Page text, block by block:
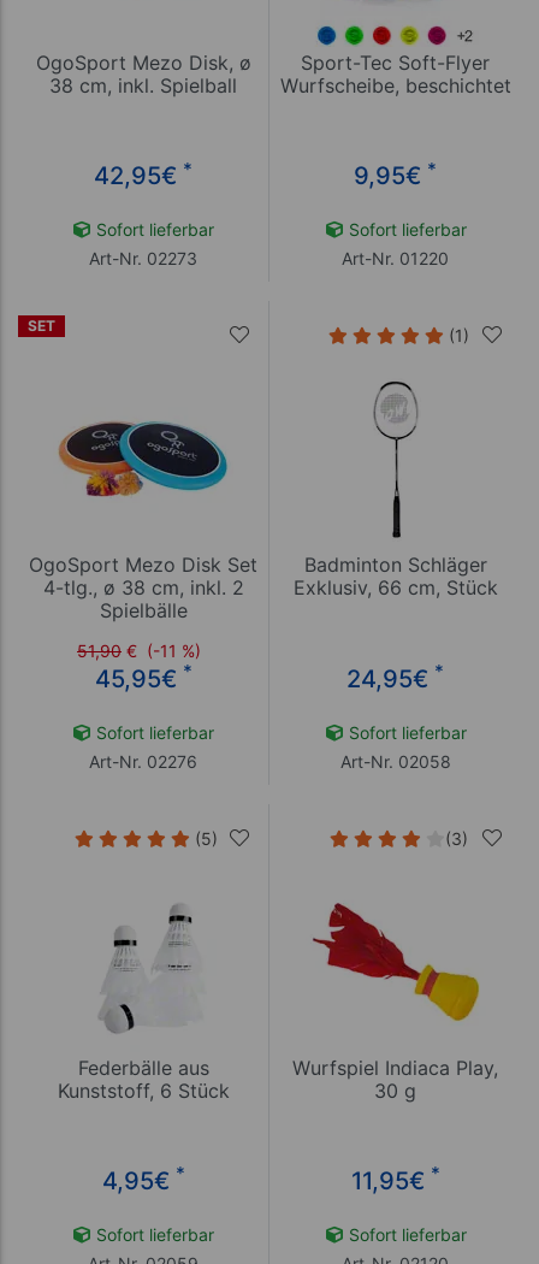
OgoSport Mezo Disk, ø
38 cm, inkl. Spielball
42,95€ *
Sofort lieferbar
Art-Nr. 02273
Sport-Tec Soft-Flyer
Wurfscheibe, beschichtet
9,95€ *
Sofort lieferbar
Art-Nr. 01220
SET
OgoSport Mezo Disk Set
4-tlg., ø 38 cm, inkl. 2
Spielbälle
51,90 € (-11 %)
45,95€ *
Sofort lieferbar
Art-Nr. 02276
(1)
Badminton Schläger
Exklusiv, 66 cm, Stück
24,95€ *
Sofort lieferbar
Art-Nr. 02058
(5)
Federbälle aus
Kunststoff, 6 Stück
4,95€ *
Sofort lieferbar
(3)
Wurfspiel Indiaca Play,
30 g
11,95€ *
Sofort lieferbar